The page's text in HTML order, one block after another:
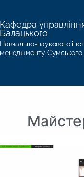
Кафедра
Балацького
Навчально-наукового
менеджменту Сумського